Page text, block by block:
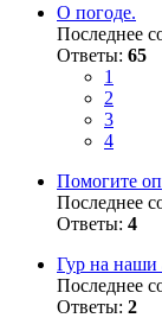
О погоде.
Последнее
Ответы: 65
1
2
3
4
Помогите
Последнее
Ответы: 4
Гур на наши
Последнее
Ответы: 2